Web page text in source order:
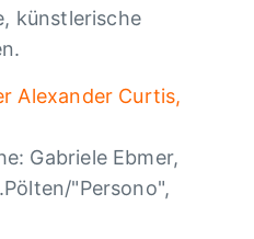
künstlerische
Alexander Curtis,
Gabriele Ebmer,
"Persono",